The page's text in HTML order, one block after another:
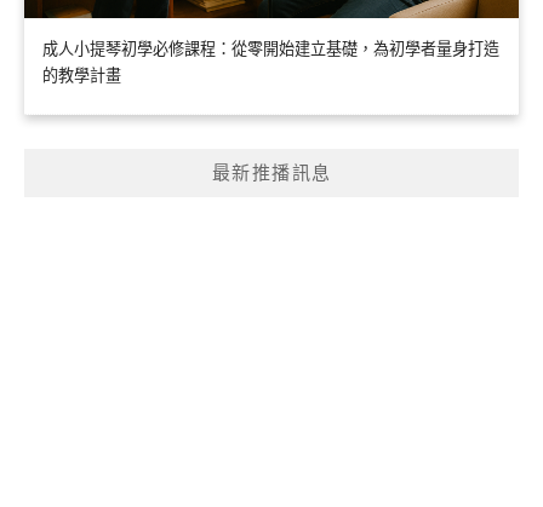
成人小提琴初學必修課程：從零開始建立基礎，為初學者量身打造
的教學計畫
最新推播訊息